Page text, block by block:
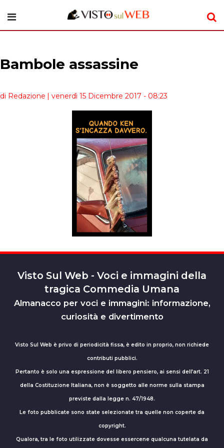
Bambole assassine
di Redazione | venerdì 15 Dicembre 2017 - 08:23
Visto Sul Web - Voci e immagini della
tragica Commedia Umana
Almanacco per voci e immagini: informazione,
curiosità e divertimento
Visto Sul Web è privo di periodicità fissa, è edito in proprio, non richiede
contributi pubblici.
Pertanto è solo una espressione del libero pensiero, ai sensi dell’art. 21
della Costituzione Italiana, non è soggetto alle norme sulla stampa
previste dalla legge n. 47/1948.
Le foto pubblicate sono state selezionate tra quelle non coperte da
copyright.
Qualora, tra le foto utilizzate dovesse essercene qualcuna tutelata da